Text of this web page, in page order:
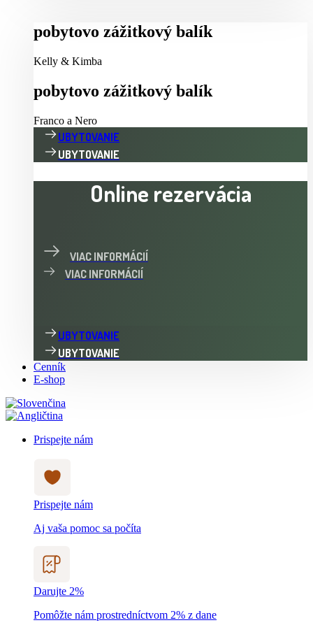
pobytovo zážitkový balík
Kelly & Kimba
pobytovo zážitkový balík
Franco a Nero
UBYTOVANIE
UBYTOVANIE
Online rezervácia
VIAC INFORMÁCIÍ
VIAC INFORMÁCIÍ
UBYTOVANIE
UBYTOVANIE
Cenník
E-shop
Prispejte nám
Prispejte nám
Aj vaša pomoc sa počíta
Darujte 2%
Pomôžte nám prostredníctvom 2% z dane